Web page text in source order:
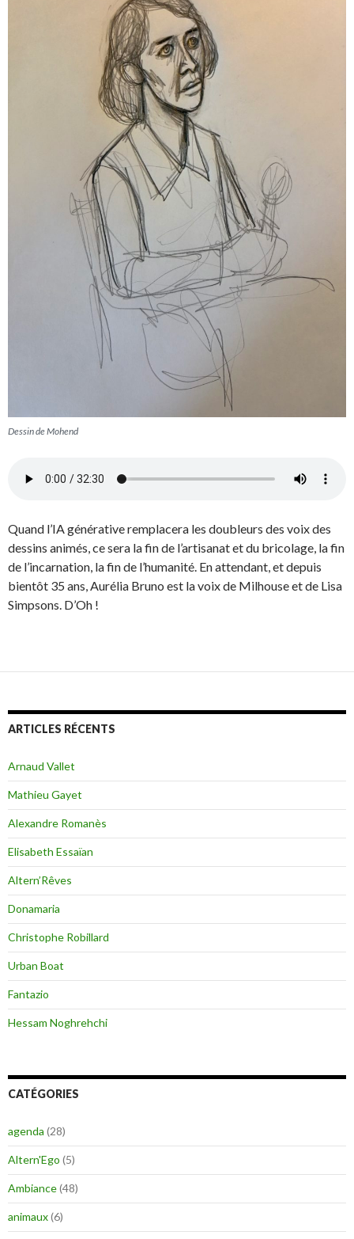
Dessin de Mohend
Quand l’IA générative remplacera les doubleurs des voix des
dessins animés, ce sera la fin de l’artisanat et du bricolage, la fin
de l’incarnation, la fin de l’humanité. En attendant, et depuis
bientôt 35 ans, Aurélia Bruno est la voix de Milhouse et de Lisa
Simpsons. D’Oh !
ARTICLES RÉCENTS
Arnaud Vallet
Mathieu Gayet
Alexandre Romanès
Elisabeth Essaïan
Altern’Rêves
Donamaria
Christophe Robillard
Urban Boat
Fantazio
Hessam Noghrehchi
CATÉGORIES
agenda (28)
Altern'Ego (5)
Ambiance(48)
animaux(6)